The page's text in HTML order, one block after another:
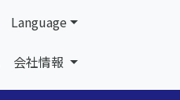
Language
会社情報